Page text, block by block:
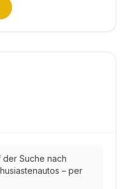
der Suche nach
– per